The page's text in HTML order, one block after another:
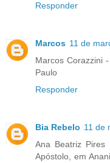
Responder
Marcos 11 de
Marcos Corazzini
Paulo
Responder
Bia Rebelo 11 de
Ana Beatriz Pires
Apóstolo, em